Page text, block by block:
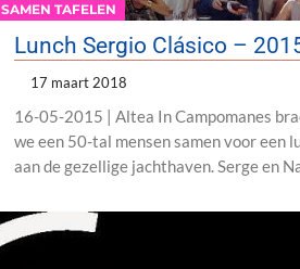
SAMEN TAFELEN
Lunch Sergio Clásico –
17 maart 2018
16-05-2015 | Altea In Campomanes
we een 50-tal mensen samen voor een
aan de gezellige jachthaven. Serge en